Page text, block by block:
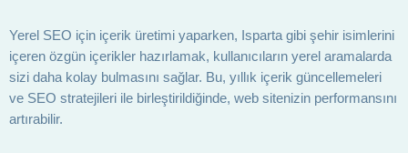
Yerel SEO için içerik üretimi yaparken, Isparta gibi şehir isimlerini
içeren özgün içerikler hazırlamak, kullanıcıların yerel aramalarda
sizi daha kolay bulmasını sağlar. Bu, yıllık içerik güncellemeleri
ve SEO stratejileri ile birleştirildiğinde, web sitenizin performansını
artırabilir.